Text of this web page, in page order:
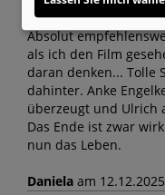
Lora
Absolut
als ich den Film
daran denken... Tolle
dahinter. Anke
überzeugt und Ulrich
Das Ende ist zwar
nun das Leben.
Daniela am 12.12.2025